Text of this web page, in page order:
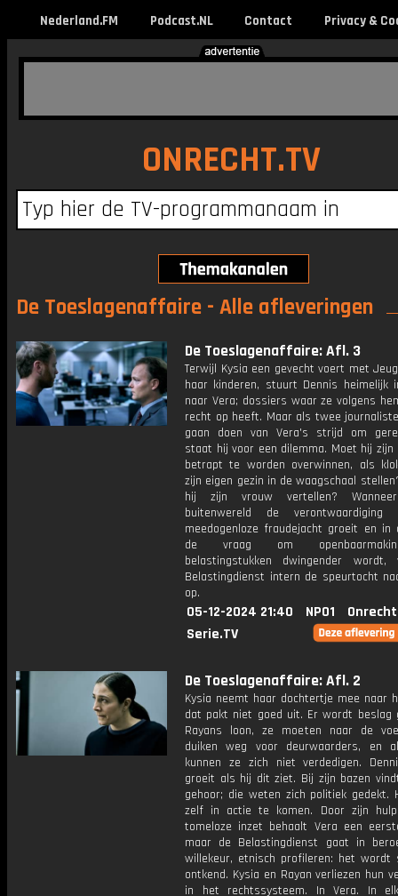
Nederland.FM Podcast.NL Contact Privacy &
ONRECHT.TV
De Toeslagenaffaire - Alle afleveringen
De Toeslagenaffaire: Afl. 3
Terwijl Kysia een gevecht voert met
haar kinderen, stuurt Dennis heimelijk
naar Vera; dossiers waar ze volgens
recht op heeft. Maar als twee
gaan doen van Vera's strijd om
staat hij voor een dilemma. Moet hij
betrapt te worden overwinnen, als
zijn eigen gezin in de waagschaal
hij zijn vrouw vertellen?
buitenwereld de
meedogenloze fraudejacht groeit en in
de vraag om
belastingstukken dwingender
Belastingdienst intern de speurtocht
op.
05-12-2024 21:40 NPO1
Serie.TV
De Toeslagenaffaire: Afl. 2
Kysia neemt haar dochtertje mee naar
dat pakt niet goed uit. Er wordt beslag
Rayans loon, ze moeten naar de
duiken weg voor deurwaarders, en
kunnen ze zich niet verdedigen.
groeit als hij dit ziet. Bij zijn bazen
gehoor; die weten zich politiek gedekt.
zelf in actie te komen. Door zijn
tomeloze inzet behaalt Vera een
maar de Belastingdienst gaat in
willekeur, etnisch profileren: het wordt
ontkend. Kysia en Rayan verliezen hun
in het rechtssysteem. In Vera. In